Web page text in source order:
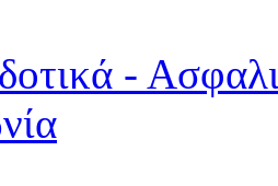
-